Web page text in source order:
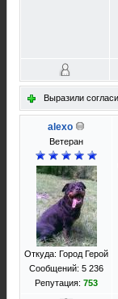
Выразили
alexo
Ветеран
Откуда: Город Герой
Сообщений: 5 236
Репутация: 753